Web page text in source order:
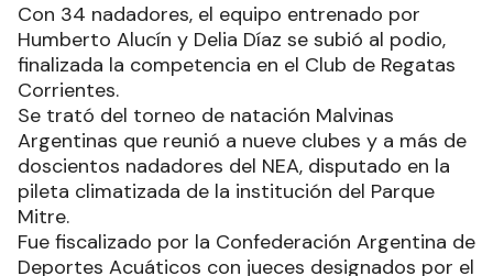
Con 34 nadadores, el equipo entrenado por
Humberto Alucín y Delia Díaz se subió al podio,
finalizada la competencia en el Club de Regatas
Corrientes.
Se trató del torneo de natación Malvinas
Argentinas que reunió a nueve clubes y a más de
doscientos nadadores del NEA, disputado en la
pileta climatizada de la institución del Parque
Mitre.
Fue fiscalizado por la Confederación Argentina de
Deportes Acuáticos con jueces designados por el